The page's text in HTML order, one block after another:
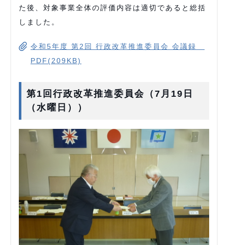
た後、対象事業全体の評価内容は適切であると総括
しました。
令和5年度 第2回 行政改革推進委員会 会議録
PDF(209KB)
第1回行政改革推進委員会（7月19日
（水曜日））